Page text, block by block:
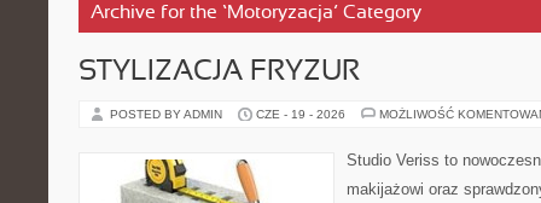
Archive for the ‘Motoryzacja’ Category
STYLIZACJA FRYZUR
POSTED BY ADMIN CZE - 19 - 2026 MOŻLIWOŚĆ
Studio Veriss to
makijażowi oraz